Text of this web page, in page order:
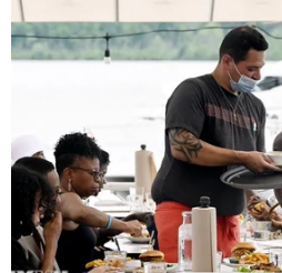
Chốt kiểm soát trên trục đường
Tần kiểm soát chặt người ra vào
Thanh/
Sáng 30/9, Ủy ban nhân